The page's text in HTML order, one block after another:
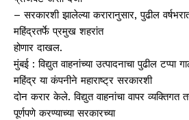
– सरकारशी झालेल्या करारानुसार, पुढील
महिंद्रतर्फे प्रमुख शहरांत
होणार दाखल.
मुंबई : विद्युत वाहनांच्या उत्पादनाचा पुढील टप्पा
महिंद्र या कंपनीने महाराष्ट्र सरकारशी
दोन करार केले. विद्युत वाहनांचा वापर व्यक्तिगत
पूर्णपणे करण्याच्या सरकारच्या